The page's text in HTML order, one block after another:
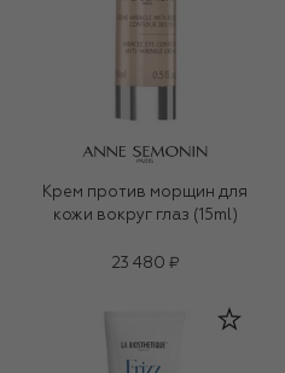
Крем против морщин для
кожи вокруг глаз (15ml)
23 480 ₽